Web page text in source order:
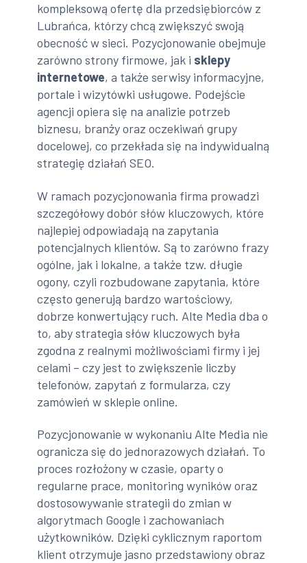
kompleksową ofertę dla przedsiębiorców z
Lubrańca, którzy chcą zwiększyć swoją
obecność w sieci. Pozycjonowanie obejmuje
zarówno strony firmowe, jak i sklepy
internetowe, a także serwisy informacyjne,
portale i wizytówki usługowe. Podejście
agencji opiera się na analizie potrzeb
biznesu, branży oraz oczekiwań grupy
docelowej, co przekłada się na indywidualną
strategię działań SEO.
W ramach pozycjonowania firma prowadzi
szczegółowy dobór słów kluczowych, które
najlepiej odpowiadają na zapytania
potencjalnych klientów. Są to zarówno frazy
ogólne, jak i lokalne, a także tzw. długie
ogony, czyli rozbudowane zapytania, które
często generują bardzo wartościowy,
dobrze konwertujący ruch. Alte Media dba o
to, aby strategia słów kluczowych była
zgodna z realnymi możliwościami firmy i jej
celami – czy jest to zwiększenie liczby
telefonów, zapytań z formularza, czy
zamówień w sklepie online.
Pozycjonowanie w wykonaniu Alte Media nie
ogranicza się do jednorazowych działań. To
proces rozłożony w czasie, oparty o
regularne prace, monitoring wyników oraz
dostosowywanie strategii do zmian w
algorytmach Google i zachowaniach
użytkowników. Dzięki cyklicznym raportom
klient otrzymuje jasno przedstawiony obraz